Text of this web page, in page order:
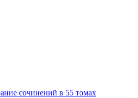
сочинений в 55 томах